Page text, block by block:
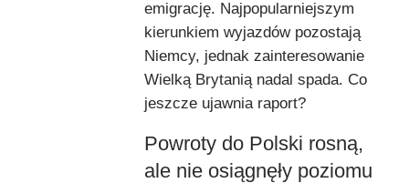
emigrację. Najpopularniejszym
kierunkiem wyjazdów pozostają
Niemcy, jednak zainteresowanie
Wielką Brytanią nadal spada. Co
jeszcze ujawnia raport?
Powroty do Polski rosną,
ale nie osiągnęły poziomu